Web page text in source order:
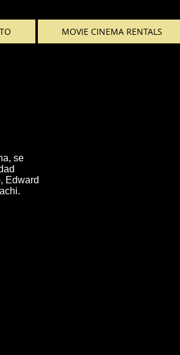
MOVIE CINEMA RENTALS
se
Edward